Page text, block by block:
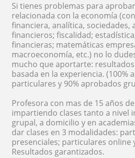
Si tienes problemas para
relacionada con la economía
financiera, analítica, sociedades,
financieros; fiscalidad;
financieras; matemáticas
macroeconomía, etc.) no lo
mucho que aportarte: resultados
basada en la experiencia. (100%
particulares y 90% aprobados
Profesora con mas de 15 años
impartiendo clases tanto a nivel
grupal, a domicilio y en
dar clases en 3 modalidades:
presenciales; particulares online
Resultados garantizados.